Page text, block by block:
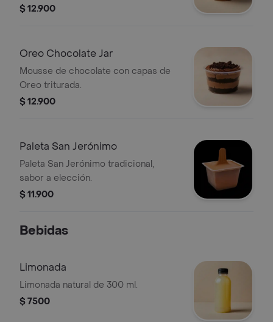
de tiramisú y Oreo.
$ 12.900
Oreo Chocolate Jar
Mousse de chocolate con capas de
Oreo triturada.
$ 12.900
Paleta San Jerónimo
Paleta San Jerónimo tradicional,
sabor a elección.
$ 11.900
Bebidas
Limonada
Limonada natural de 300 ml.
$ 7500